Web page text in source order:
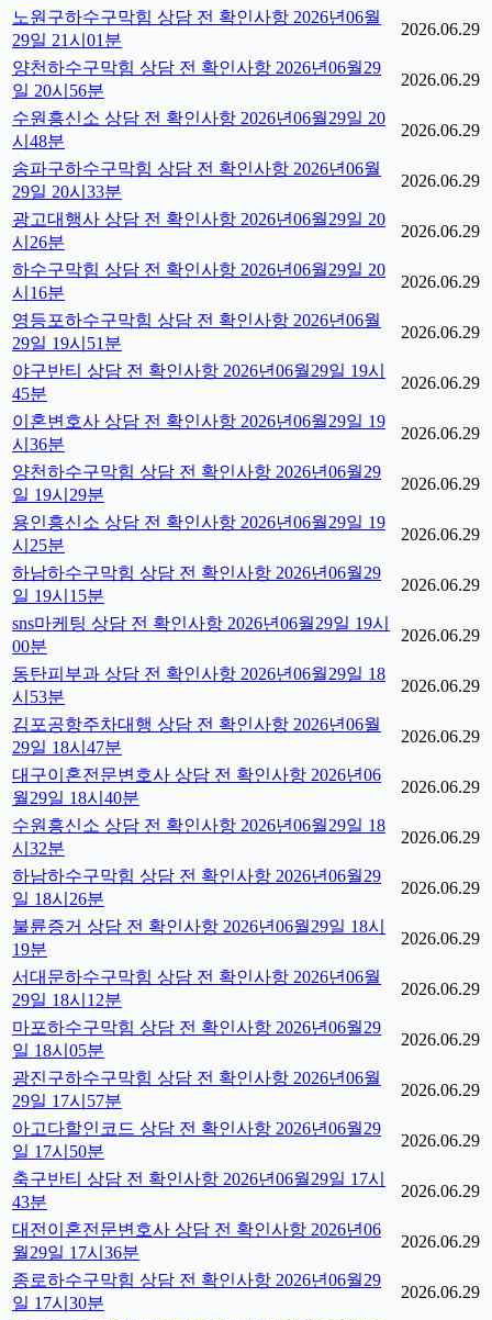
노원구하수구막힘 상담 전 확인사항 2026년06월
29일 21시01분
2026.06.29
양천하수구막힘 상담 전 확인사항 2026년06월29
일 20시56분
2026.06.29
수원흥신소 상담 전 확인사항 2026년06월29일 20
시48분
2026.06.29
송파구하수구막힘 상담 전 확인사항 2026년06월
29일 20시33분
2026.06.29
광고대행사 상담 전 확인사항 2026년06월29일 20
시26분
2026.06.29
하수구막힘 상담 전 확인사항 2026년06월29일 20
시16분
2026.06.29
영등포하수구막힘 상담 전 확인사항 2026년06월
29일 19시51분
2026.06.29
야구반티 상담 전 확인사항 2026년06월29일 19시
45분
2026.06.29
이혼변호사 상담 전 확인사항 2026년06월29일 19
시36분
2026.06.29
양천하수구막힘 상담 전 확인사항 2026년06월29
일 19시29분
2026.06.29
용인흥신소 상담 전 확인사항 2026년06월29일 19
시25분
2026.06.29
하남하수구막힘 상담 전 확인사항 2026년06월29
일 19시15분
2026.06.29
sns마케팅 상담 전 확인사항 2026년06월29일 19시
00분
2026.06.29
동탄피부과 상담 전 확인사항 2026년06월29일 18
시53분
2026.06.29
김포공항주차대행 상담 전 확인사항 2026년06월
29일 18시47분
2026.06.29
대구이혼전문변호사 상담 전 확인사항 2026년06
월29일 18시40분
2026.06.29
수원흥신소 상담 전 확인사항 2026년06월29일 18
시32분
2026.06.29
하남하수구막힘 상담 전 확인사항 2026년06월29
일 18시26분
2026.06.29
불륜증거 상담 전 확인사항 2026년06월29일 18시
19분
2026.06.29
서대문하수구막힘 상담 전 확인사항 2026년06월
29일 18시12분
2026.06.29
마포하수구막힘 상담 전 확인사항 2026년06월29
일 18시05분
2026.06.29
광진구하수구막힘 상담 전 확인사항 2026년06월
29일 17시57분
2026.06.29
아고다할인코드 상담 전 확인사항 2026년06월29
일 17시50분
2026.06.29
축구반티 상담 전 확인사항 2026년06월29일 17시
43분
2026.06.29
대전이혼전문변호사 상담 전 확인사항 2026년06
월29일 17시36분
2026.06.29
종로하수구막힘 상담 전 확인사항 2026년06월29
일 17시30분
2026.06.29